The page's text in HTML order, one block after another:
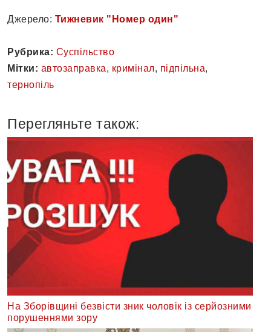
Джерело: Тижневик "Номер один"
Рубрика: Суспільство
Мітки: автозаправка, кримінал, підпільна,
тернопіль
Перегляньте також:
На Зборівщині безвісти зник чоловік із серйозними
порушеннями зору